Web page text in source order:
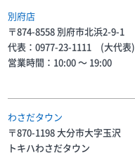
別府店
〒874-8558 別府市北浜2-9-1
代表：0977-23-1111 (大代表)
営業時間：10:00 〜 19:00
わさだタウン
〒870-1198 大分市大字玉沢
トキハわさだタウン